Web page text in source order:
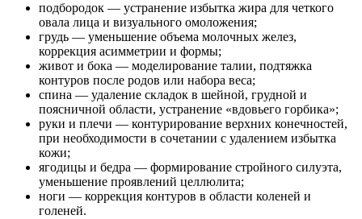
подбородок — устранение избытка жира для четкого
овала лица и визуального омоложения;
грудь — уменьшение объема молочных желез,
коррекция асимметрии и формы;
живот и бока — моделирование талии, подтяжка
контуров после родов или набора веса;
спина — удаление складок в шейной, грудной и
поясничной области, устранение «вдовьего горбика»;
руки и плечи — контурирование верхних конечностей,
при необходимости в сочетании с удалением избытка
кожи;
ягодицы и бедра — формирование стройного силуэта,
уменьшение проявлений целлюлита;
ноги — коррекция контуров в области коленей и
голеней.